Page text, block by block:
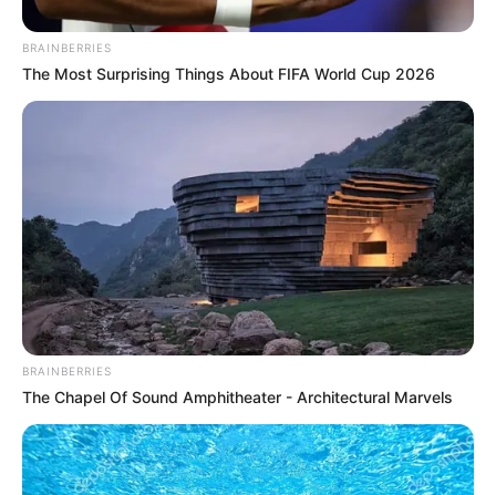
BRAINBERRIES
The Most Surprising Things About FIFA World Cup 2026
BRAINBERRIES
The Chapel Of Sound Amphitheater - Architectural Marvels